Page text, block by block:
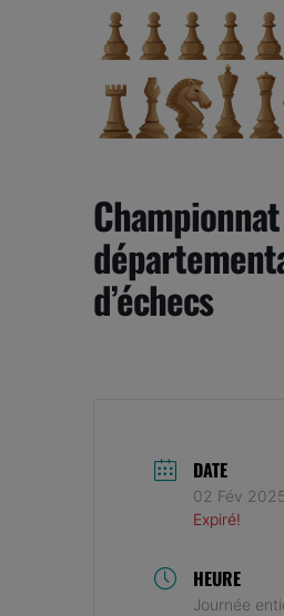
Championnat
d’échecs
DATE
02 Fév 2025
Expiré!
HEURE
Journée